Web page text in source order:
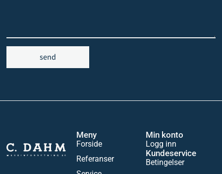
send
Meny
Forside
Referanser
Min konto
Logg inn
Kundeservice
Betingelser